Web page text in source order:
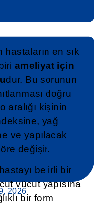
2026
en sık
ameliyat için
dur. Bu sorunun
doğru
aralığı kişinin
yağ
ve yapılacak
değişir.
belirli bir
vücut yapısına
bir form